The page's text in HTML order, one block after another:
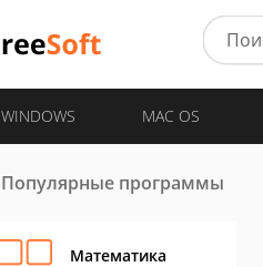
WINDOWS MAC OS
Популярные программы
Математика